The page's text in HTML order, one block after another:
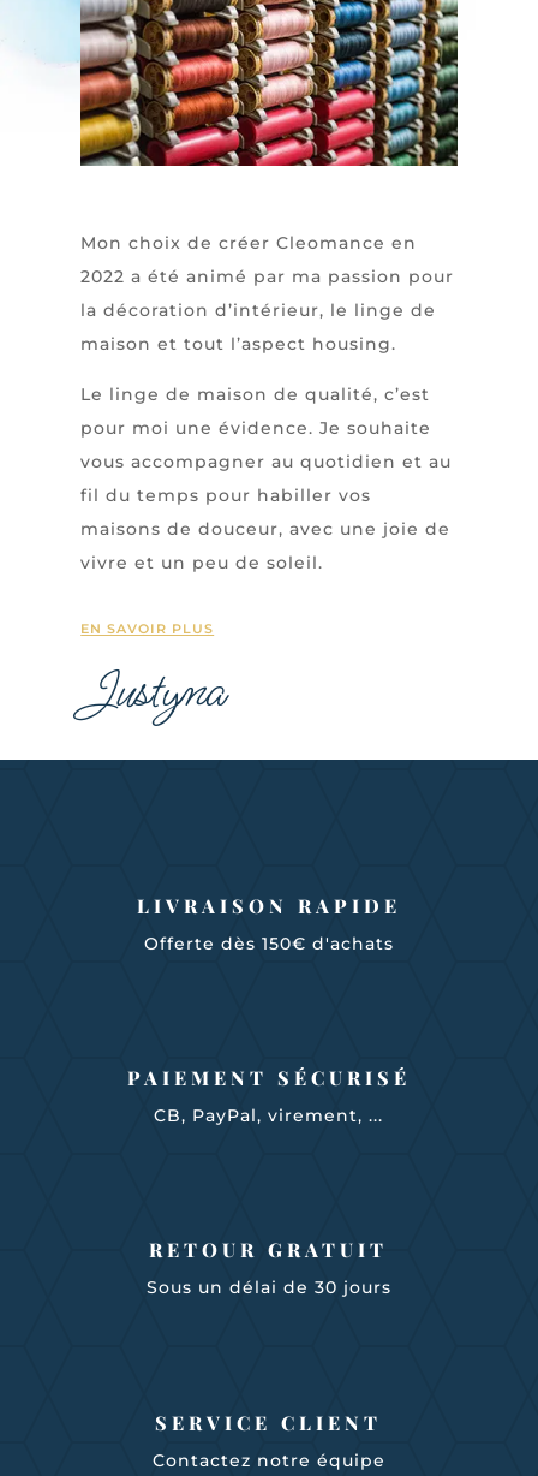
Mon choix de créer Cleomance en
2022 a été animé par ma passion pour
la décoration d’intérieur, le linge de
maison et tout l’aspect housing.
Le linge de maison de qualité, c’est
pour moi une évidence. Je souhaite
vous accompagner au quotidien et au
fil du temps pour habiller vos
maisons de douceur, avec une joie de
vivre et un peu de soleil.
EN SAVOIR PLUS
Justyna
LIVRAISON RAPIDE
Offerte dès 150€ d'achats
PAIEMENT SÉCURISÉ
CB, PayPal, virement, ...
RETOUR GRATUIT
Sous un délai de 30 jours
SERVICE CLIENT
Contactez notre équipe